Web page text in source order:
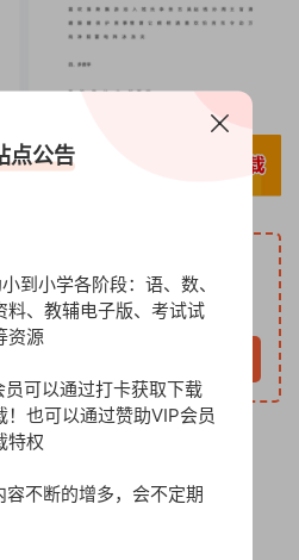
格 5金币
VIP免费
0
点公告
到小学各阶段：语、数、
料、教辅电子版、考试试
资源
可以通过打卡获取下载
也可以通过赞助VIP会员
特权
不断的增多，会不定期